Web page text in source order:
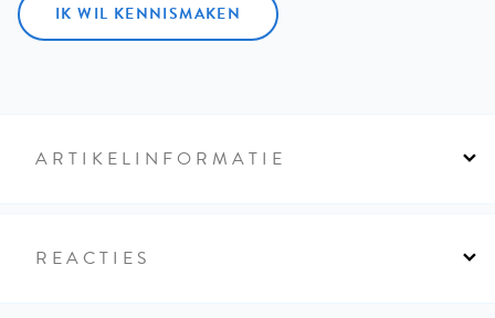
IK WIL KENNISMAKEN
ARTIKELINFORMATIE
REACTIES